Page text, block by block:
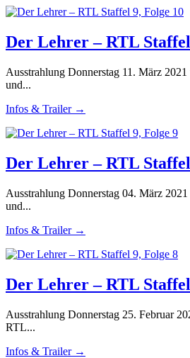
Der Lehrer – RTL
Ausstrahlung Donnerstag 11. März
und...
Infos & Trailer →
Der Lehrer – RTL
Ausstrahlung Donnerstag 04. März
und...
Infos & Trailer →
Der Lehrer – RTL
Ausstrahlung Donnerstag 25. Februar
RTL...
Infos & Trailer →